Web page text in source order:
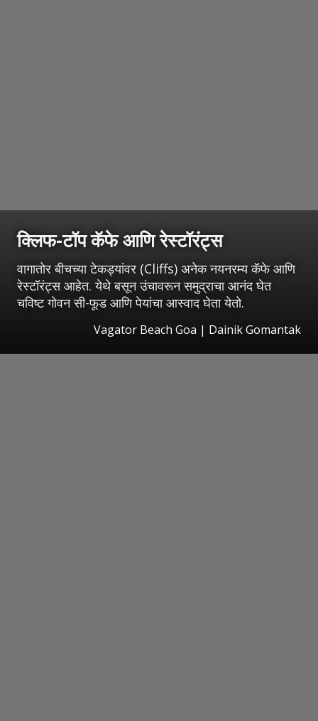
क्लिफ-टॉप कॅफे आणि रेस्टॉरंट्स
वागातोर बीचच्या टेकड्यांवर (Cliffs) अनेक नयनरम्य कॅफे आणि
रेस्टॉरंट्स आहेत. येथे बसून उंचावरून समुद्राचा आनंद घेत
चविष्ट गोवन सी-फूड आणि पेयांचा आस्वाद घेता येतो.
Vagator Beach Goa | Dainik Gomantak